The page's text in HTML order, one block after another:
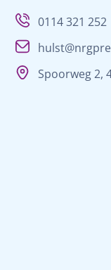
0114 321 252
Spoorweg 2,